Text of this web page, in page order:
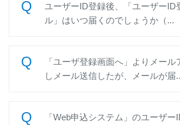
ユーザーID登録後、「ユーザーID
ル」はいつ届くのでしょうか（...
「ユーザ登録画面へ」よりメール
しメール送信したが、メールが届
「Web申込システム」のユーザー